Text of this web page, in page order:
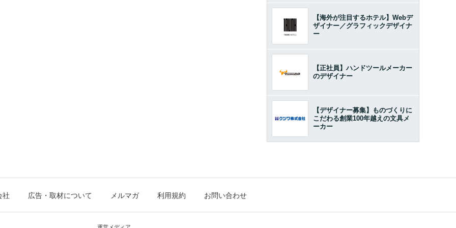
【海外が注目するホテル】Webデ
ザイナー／グラフィックデザイナ
ー
【正社員】ハンドツールメーカー
のデザイナー
【デザイナー募集】ものづくりに
こだわる創業100年越えの文具メ
ーカー
社 広告・取材について メルマガ 利用規約 お問い合わせ